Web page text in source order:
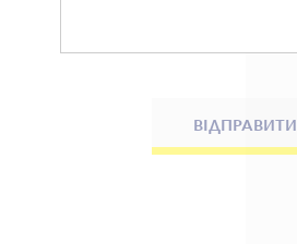
ВІДПРАВИТИ